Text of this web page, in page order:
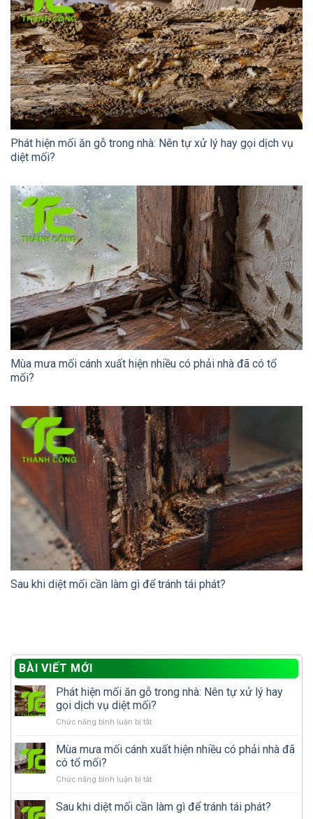
Phát hiện mối ăn gỗ trong nhà: Nên tự xử lý hay gọi dịch vụ
diệt mối?
Mùa mưa mối cánh xuất hiện nhiều có phải nhà đã có tổ
mối?
Sau khi diệt mối cần làm gì để tránh tái phát?
BÀI VIẾT MỚI
Phát hiện mối ăn gỗ trong nhà: Nên tự xử lý hay
gọi dịch vụ diệt mối?
Chức năng bình luận bị tắtở
hiện
gỗ
nhà:
Mùa mưa mối cánh xuất hiện nhiều có phải nhà đã
có tổ mối?
Chức năng bình luận bị tắtở
mưa
Sau khi diệt mối cần làm gì để tránh tái phát?